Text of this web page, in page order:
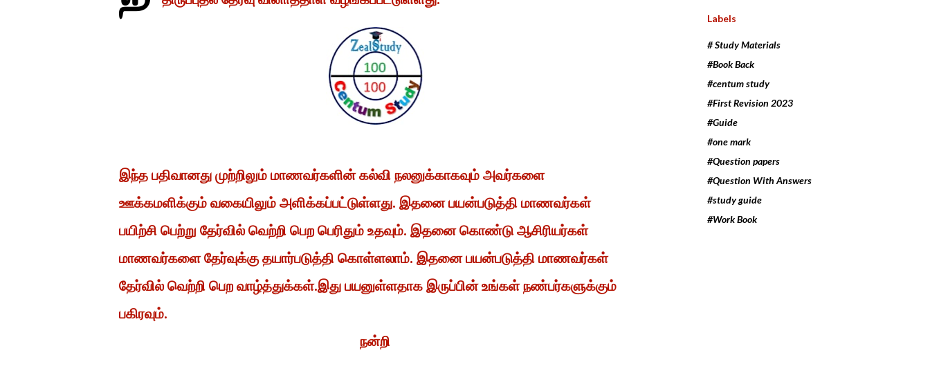
இந்த பதிவானது முற்றிலும் மாணவர்களின் கல்வி நலனுக்காகவும் அவர்களை
ஊக்கமளிக்கும் வகையிலும் அளிக்கப்பட்டுள்ளது. இதனை பயன்படுத்தி மாணவர்கள்
பயிற்சி பெற்று தேர்வில் வெற்றி பெற பெரிதும் உதவும். இதனை கொண்டு ஆசிரியர்கள்
மாணவர்களை தேர்வுக்கு தயார்படுத்தி கொள்ளலாம். இதனை பயன்படுத்தி மாணவர்கள்
தேர்வில் வெற்றி பெற வாழ்த்துக்கள்.இது பயனுள்ளதாக இருப்பின் உங்கள் நண்பர்களுக்கும்
பகிரவும்.
நன்றி
Labels
# Study Materials
#Book Back
#centum study
#First Revision 2023
#Guide
#one mark
#Question papers
#Question With Answers
#study guide
#Work Book